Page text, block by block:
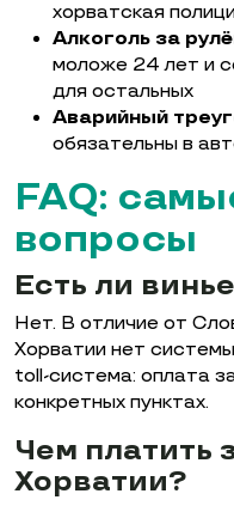
хорватская
Алкоголь за
моложе 24 лет и
для остальных
Аварийный
обязательны в
FAQ:
вопросы
Есть ли
Нет. В отличие от
Хорватии нет
toll-система: оплата
конкретных пунктах.
Чем платить
Хорватии?